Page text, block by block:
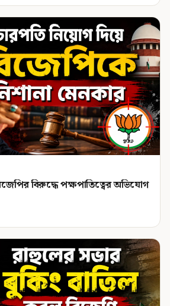
বিরুদ্ধে পক্ষপাতিত্বের অভিযোগ